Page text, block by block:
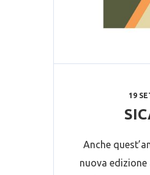
19
Anche
nuova edizione